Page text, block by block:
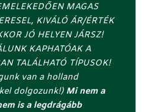
MAGAS
KIVÁLÓ ÁR/ÉRTÉK
JÓ HELYEN JÁRSZ!
KAPHATÓAK A
TALÁLHATÓ TÍPUSOK!
van a holland
dolgozunk!) Mi nem a
is a legdrágább